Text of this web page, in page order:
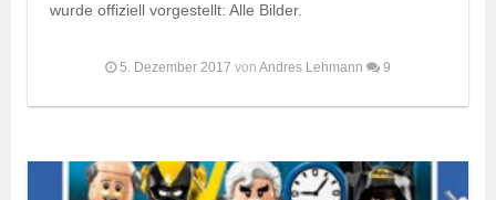
wurde offiziell vorgestellt: Alle Bilder.
5. Dezember 2017 von Andres Lehmann 9